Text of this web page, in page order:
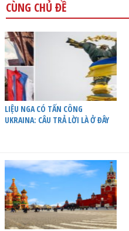
CÙNG CHỦ ĐỀ
LIỆU NGA CÓ TẤN CÔNG
UKRAINA: CÂU TRẢ LỜI LÀ Ở ĐÂY